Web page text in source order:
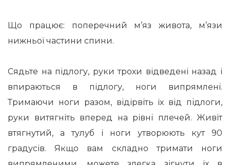
Що працює: поперечний м’яз живота, м’язи
нижньої частини спини.
Сядьте на підлогу, руки трохи відведені назад і
впираються в підлогу, ноги випрямлені.
Тримаючи ноги разом, відірвіть їх від підлоги,
руки витягніть вперед на рівні плечей. Живіт
втягнутий, а тулуб і ноги утворюють кут 90
градусів. Якщо вам складно тримати ноги